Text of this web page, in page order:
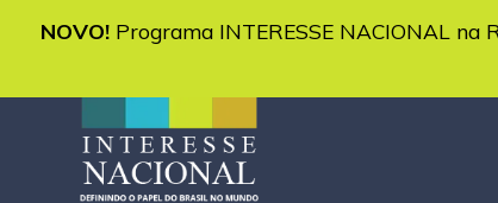
NOVO! Programa INTERESSE NACIONAL